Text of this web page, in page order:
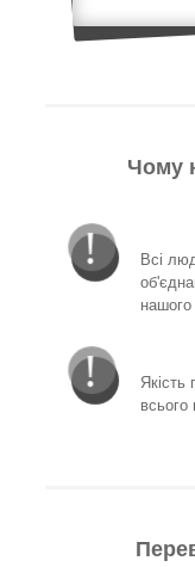
Чому
Всі
нашого
Якість
всього